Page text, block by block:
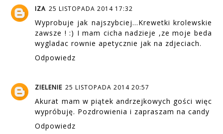
IZA 25 LISTOPADA 2014 17:32
Wyprobuje jak najszybciej...Krewetki krolewskie
zawsze ! :) I mam cicha nadzieje ,ze moje beda
wygladac rownie apetycznie jak na zdjeciach.
Odpowiedz
ZIELENIE 25 LISTOPADA 2014 20:57
Akurat mam w piątek andrzejkowych gości więc
wypróbuję. Pozdrowienia i zapraszam na candy
Odpowiedz